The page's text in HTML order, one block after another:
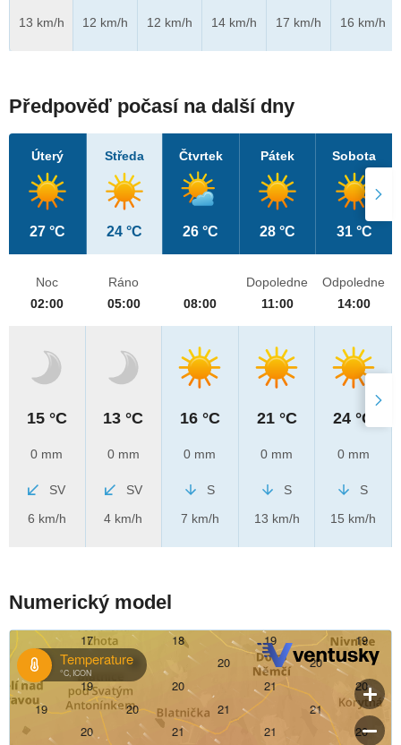
13 km/h
12 km/h
12 km/h
14 km/h
17 km/h
16 km/h
Předpověď počasí na další dny
Úterý
27 °C
Středa
24 °C
Čtvrtek
26 °C
Pátek
28 °C
Sobota
31 °C
Noc
02:00
15 °C
0 mm
SV
6 km/h
Ráno
05:00
13 °C
0 mm
SV
4 km/h
08:00
16 °C
0 mm
S
7 km/h
Dopoledne
11:00
21 °C
0 mm
S
13 km/h
Odpoledne
14:00
24 °C
0 mm
S
15 km/h
Numerický model